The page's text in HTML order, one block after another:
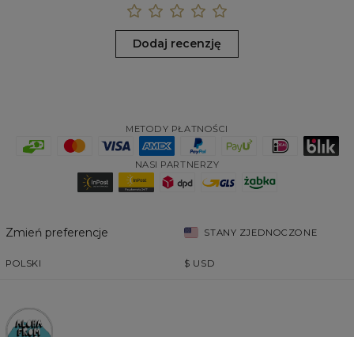
Dodaj recenzję
METODY PŁATNOŚCI
NASI PARTNERZY
Zmień preferencje STANY ZJEDNOCZONE
POLSKI $ USD